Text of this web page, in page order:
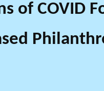
of COVID